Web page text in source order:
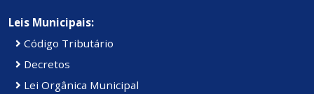
Leis Municipais:
Código Tributário
Decretos
Lei Orgânica Municipal